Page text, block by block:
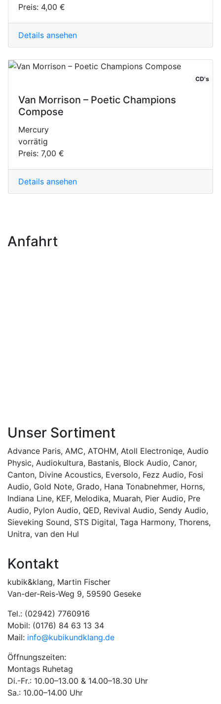
Preis: 4,00 €
Details ansehen
CD's
Van Morrison – Poetic Champions
Compose
Mercury
vorrätig
Preis: 7,00 €
Details ansehen
Anfahrt
Unser Sortiment
Advance Paris, AMC, ATOHM, Atoll Electroniqe, Audio
Physic, Audiokultura, Bastanis, Block Audio, Canor,
Canton, Divine Acoustics, Eversolo, Fezz Audio, Fosi
Audio, Gold Note, Grado, Hana Tonabnehmer, Horns,
Indiana Line, KEF, Melodika, Muarah, Pier Audio, Pre
Audio, Pylon Audio, QED, Revival Audio, Sendy Audio,
Sieveking Sound, STS Digital, Taga Harmony, Thorens,
Unitra, van den Hul
Kontakt
kubik&klang, Martin Fischer
Van-der-Reis-Weg 9, 59590 Geseke
Tel.: (02942) 7760916
Mobil: (0176) 84 63 13 34
Mail: info@kubikundklang.de
Öffnungszeiten:
Montags Ruhetag
Di.-Fr.: 10.00–13.00 & 14.00–18.30 Uhr
Sa.: 10.00–14.00 Uhr